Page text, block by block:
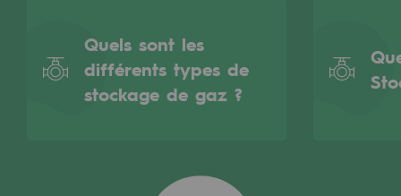
Gaz renouvelables et procédés durables
Gaz renouvelables et procédés
Quels sont les
différents types de
stockage de gaz ?